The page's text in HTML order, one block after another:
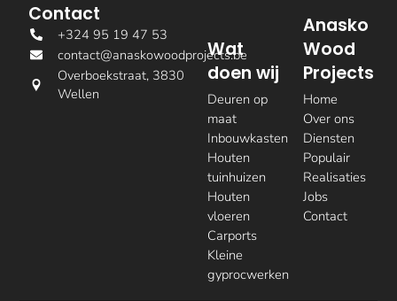
Anasko
Wood
Projects
Home
Over ons
Diensten
Populair
Realisaties
Jobs
Contact
Wat
doen wij
Deuren op
maat
Inbouwkasten
Houten
tuinhuizen
Houten
vloeren
Carports
Kleine
gyprocwerken
Contact
+324 95 19 47 53
contact@anaskowoodprojects.be
Overboekstraat, 3830
Wellen